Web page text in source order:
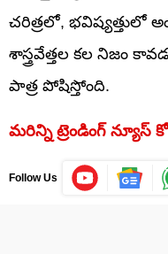
చరిత్రలో, భవిష్యత్తులో
శాస్త్రవేత్తల కల నిజం
పాత్ర పోషిస్తోంది.
మరిన్ని ట్రెండింగ్ న్యూస్
Follow Us